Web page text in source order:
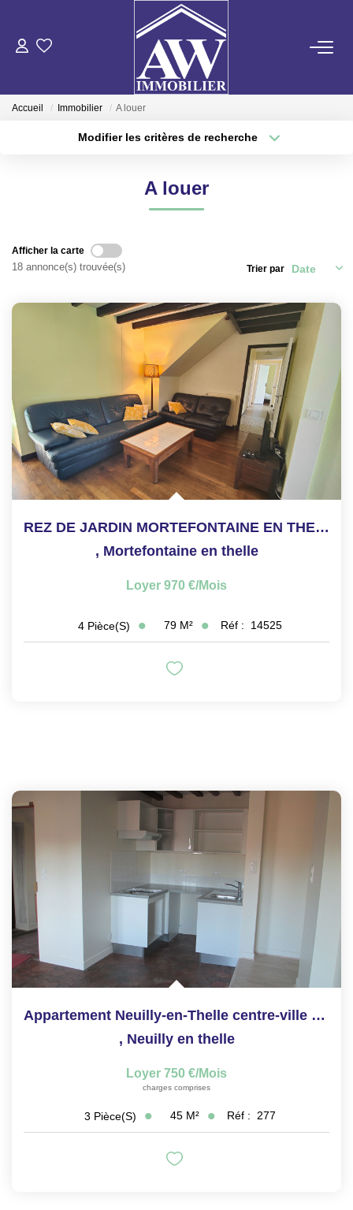
ACHETER
NOS AGENCES
ON RECRUTE !
CONTACT
ESPACE GESTION
Accueil Immobilier A louer
Modifier les critères de recherche
A louer
Afficher la carte
18 annonce(s) trouvée(s) Trier par
REZ DE JARDIN MORTEFONTAINE EN THELLE - 4 pièce(s) - 79.31...
, Mortefontaine en thelle
Loyer 970 €/mois
4 Pièce(s) 79 M² Réf : 14525
Appartement Neuilly-en-Thelle centre-ville - 3 pièces
, Neuilly en thelle
Loyer 750 €/mois
charges comprises
3 Pièce(s) 45 M² Réf : 277